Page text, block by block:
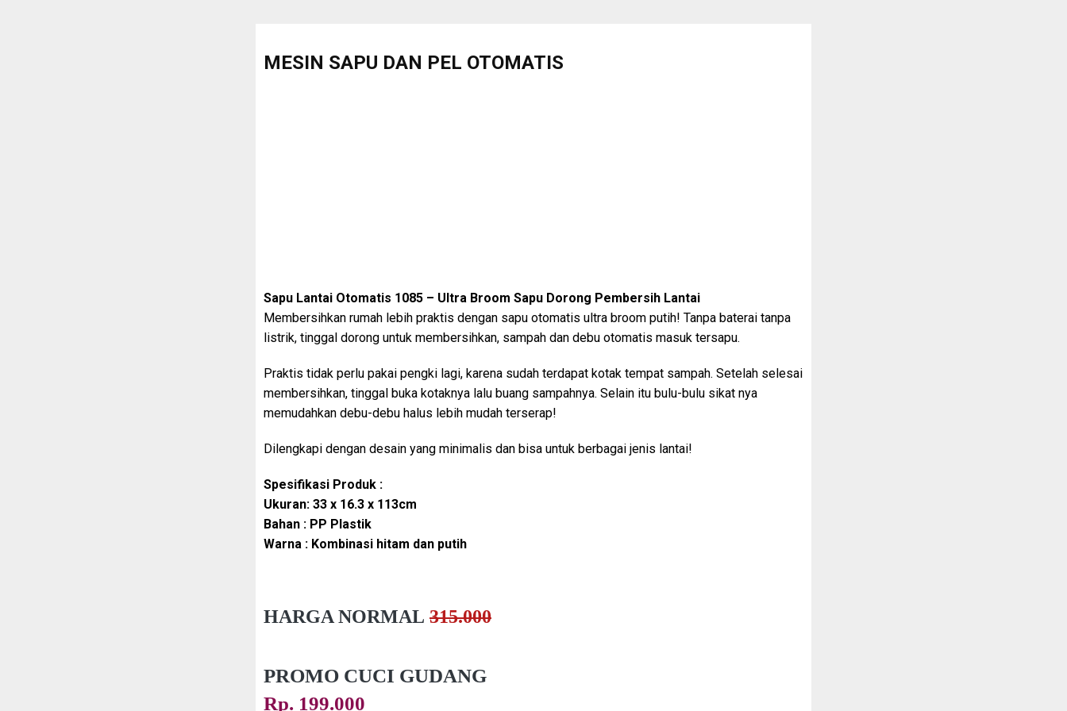
MESIN SAPU DAN PEL OTOMATIS
Sapu Lantai Otomatis 1085 – Ultra Broom Sapu Dorong Pembersih Lantai
Membersihkan rumah lebih praktis dengan sapu otomatis ultra broom putih! Tanpa baterai tanpa
listrik, tinggal dorong untuk membersihkan, sampah dan debu otomatis masuk tersapu.
Praktis tidak perlu pakai pengki lagi, karena sudah terdapat kotak tempat sampah. Setelah selesai
membersihkan, tinggal buka kotaknya lalu buang sampahnya. Selain itu bulu-bulu sikat nya
memudahkan debu-debu halus lebih mudah terserap!
Dilengkapi dengan desain yang minimalis dan bisa untuk berbagai jenis lantai!
Spesifikasi Produk :
Ukuran: 33 x 16.3 x 113cm
Bahan : PP Plastik
Warna : Kombinasi hitam dan putih
HARGA NORMAL 315.000
PROMO CUCI GUDANG
Rp. 199.000